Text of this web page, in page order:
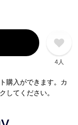
4人
購入ができます。カ
してください。